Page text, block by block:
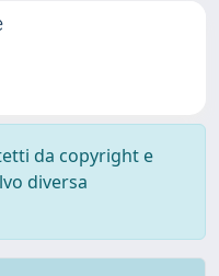
da copyright e
diversa